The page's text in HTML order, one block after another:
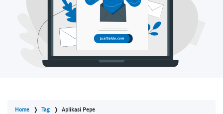
Home Tag Aplikasi Pepe